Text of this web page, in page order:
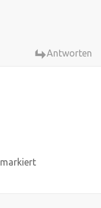
Antworten
markiert